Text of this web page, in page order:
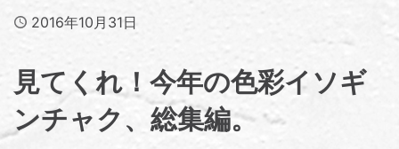
Published
2016年10月31日
見てくれ！今年の色彩イソギ
ンチャク、総集編。